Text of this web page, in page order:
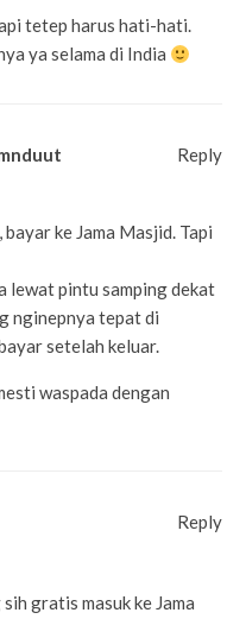
tetep harus hati-hati.
ya selama di India
ke Jama Masjid. Tapi
lewat pintu samping dekat
nginepnya tepat di
setelah keluar.
waspada dengan
Reply
gratis masuk ke Jama
Reply